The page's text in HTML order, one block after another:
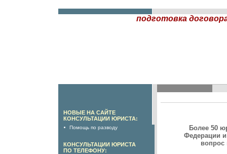
подготовка
НОВЫЕ НА САЙТЕ
КОНСУЛЬТАЦИИ ЮРИСТА:
Помощь по разводу
КОНСУЛЬТАЦИИ ЮРИСТА
ПО ТЕЛЕФОНУ:
Более 50
Федерации
вопрос